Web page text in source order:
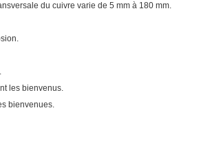
du cuivre varie de 5 mm à 180 mm.
les bienvenus.
bienvenues.